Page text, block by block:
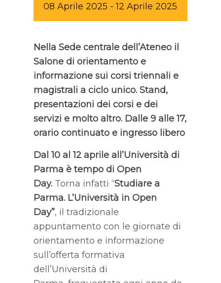
08 Aprile 2025 -12 Aprile 2025
Nella Sede centrale dell’Ateneo il
Salone di orientamento e
informazione sui corsi triennali e
magistrali a ciclo unico. Stand,
presentazioni dei corsi e dei
servizi e molto altro. Dalle 9 alle 17,
orario continuato e ingresso libero
Dal 10 al 12 aprile all’Università di
Parma è tempo di Open
Day. Torna infatti “Studiare a
Parma. L’Università in Open
Day”, il tradizionale
appuntamento con le giornate di
orientamento e informazione
sull’offerta formativa
dell’Università di